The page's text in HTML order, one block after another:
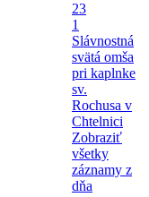
23
1
Slávnostná
svätá omša
pri kaplnke
sv.
Rochusa v
Chtelnici
Zobraziť
všetky
záznamy z
dňa